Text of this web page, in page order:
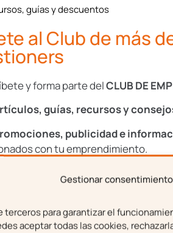
Gestionar
terceros para garantizar el
aceptar todas las cookies,
.
frecuentes sobre la
centralizar todas tus
es mucho más
los usuarios
(y sus
debemos resolver las
las respuestas claras y
guías y descuentos
al Club de más
y forma parte delCLUB DE
guías, recursos y
publicidad e
con tu emprendimiento.